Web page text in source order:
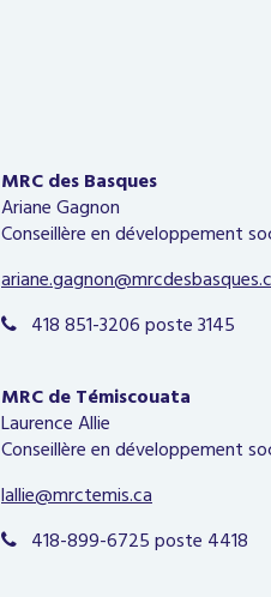
MRC des Basques
Ariane Gagnon
Conseillère en développement
 418 851-3206 poste 3145
MRC de Témiscouata
Laurence Allie
Conseillère en développement
lallie@mrctemis.ca
 418-899-6725 poste 4418